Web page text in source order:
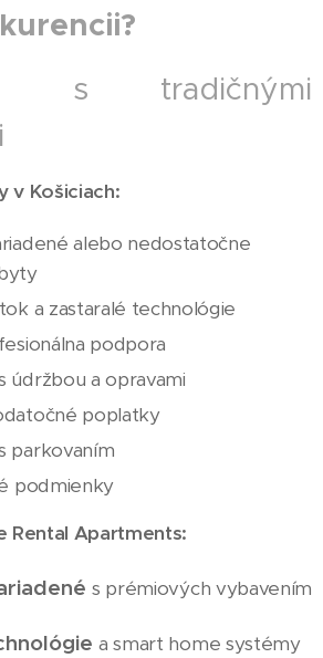
s tradičnými
v Košiciach:
alebo nedostatočne
a zastaralé technológie
podpora
údržbou a opravami
poplatky
parkovaním
podmienky
Rental Apartments:
s prémiových vybavením
a smart home systémy